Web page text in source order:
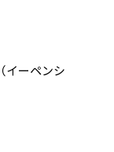
イーペンシ